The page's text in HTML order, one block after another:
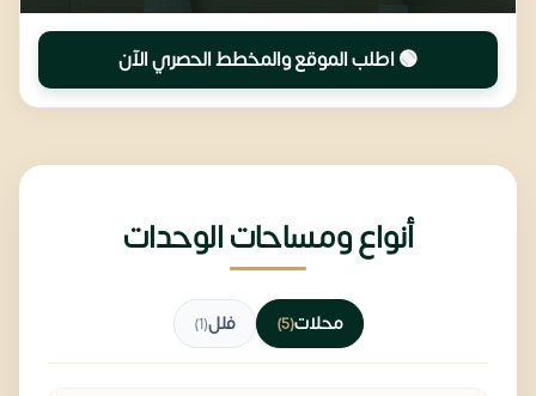
🟢 اطلب الموقع والمخطط الحصري الآن
أنواع ومساحات الوحدات
محلات(5) فلل(1)